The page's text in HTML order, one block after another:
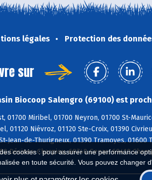
cookies : pour assurer une performance
en toute sécurité. Vous pouvez
légales Protection des
sur
Biocoop Salengro (69100) est
01700 Miribel, 01700 Neyron, 01700 St-
01120 Niévroz, 01120 Ste-Croix, 01390
Jean-de-Thurigneux, 01390 Tramoyes,
Décines-Charpieu, 69740 Genas, 69410